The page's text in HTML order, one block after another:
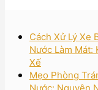
Cách Xử Lý Xe
Nước Làm Mát:
Xế
Mẹo Phòng